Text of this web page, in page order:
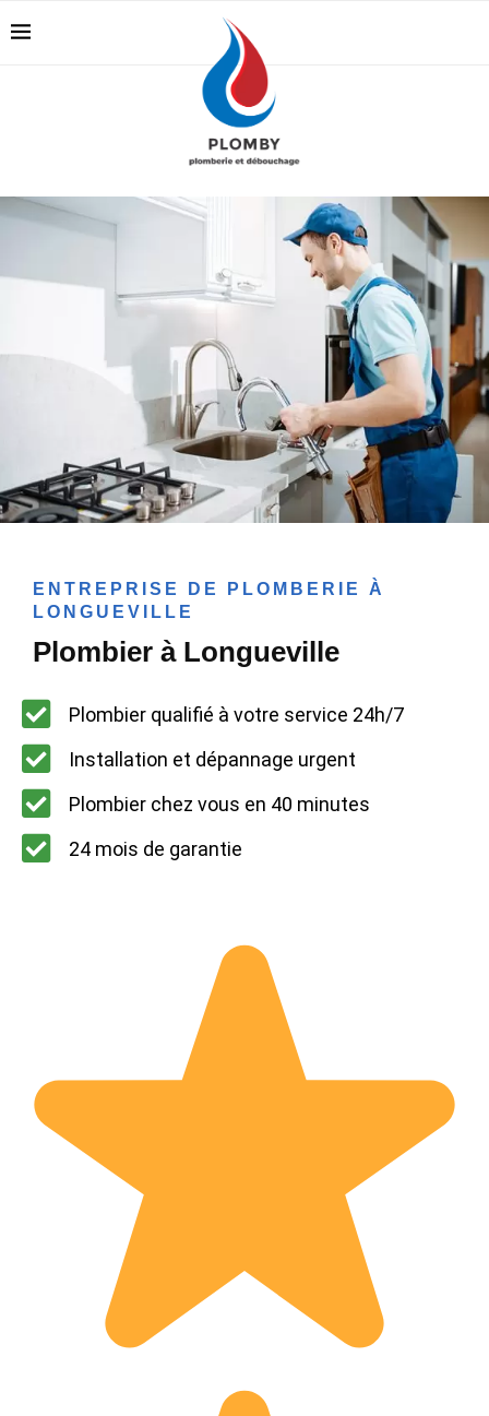
ENTREPRISE DE PLOMBERIE À
LONGUEVILLE
Plombier à Longueville
Plombier qualifié à votre service 24h/7
Installation et dépannage urgent
Plombier chez vous en 40 minutes
24 mois de garantie